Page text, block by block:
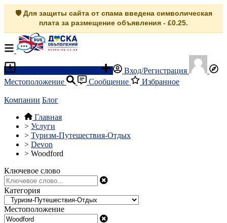
🛡️ Для защиты сайта от спама введена символическая
плата за размещение объявления - £0.25.
Вход/Регистрация
Местоположение
Сообщение Избранное
Компании Блог
Главная
> Услуги
> Туризм-Путешествия-Отдых
> Devon
> Woodford
Ключевое слово
Категория
Местоположение